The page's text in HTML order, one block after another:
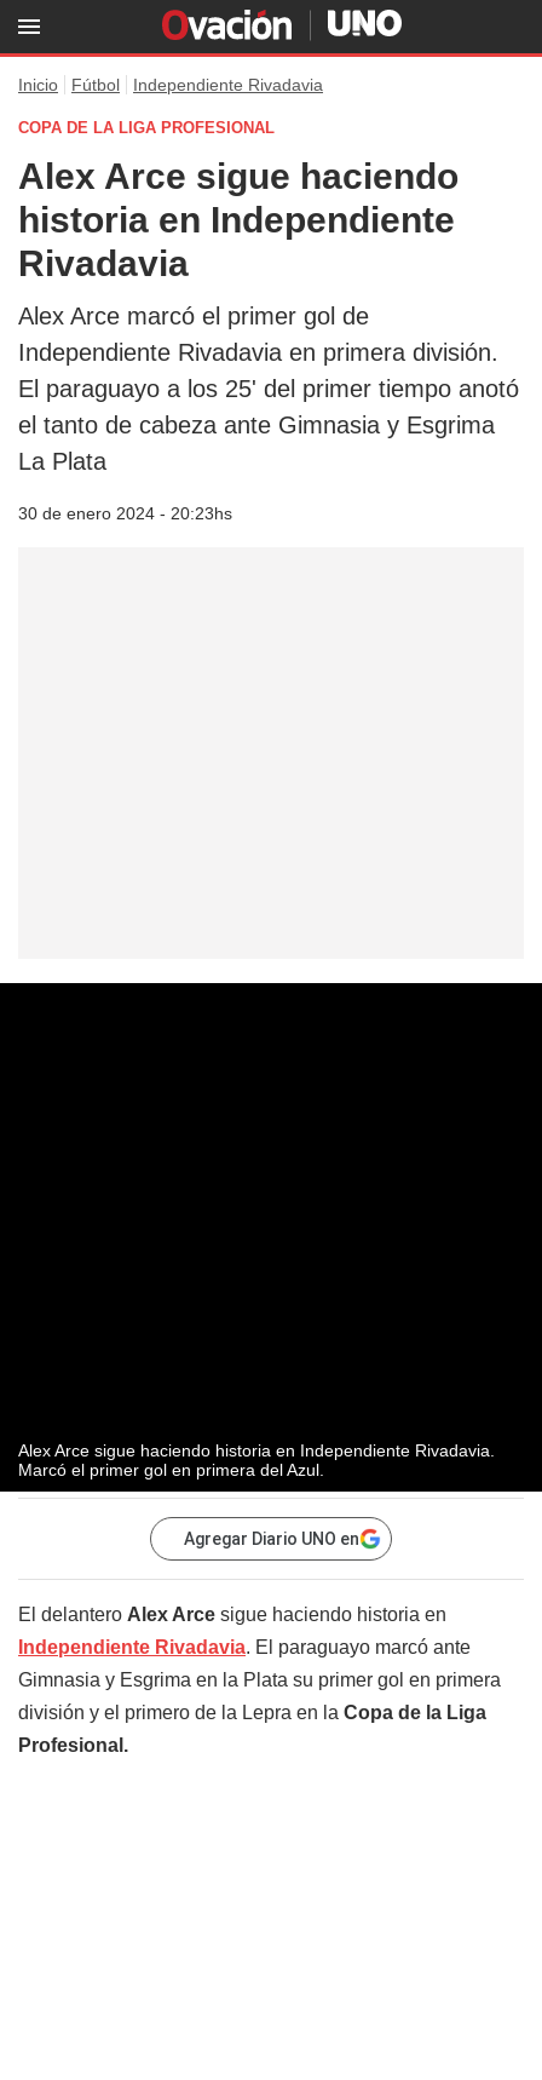
Inicio Fútbol Independiente Rivadavia
COPA DE LA LIGA PROFESIONAL
Alex Arce sigue haciendo
historia en Independiente
Rivadavia
Alex Arce marcó el primer gol de
Independiente Rivadavia en primera división.
El paraguayo a los 25' del primer tiempo anotó
el tanto de cabeza ante Gimnasia y Esgrima
La Plata
30 de enero 2024 - 20:23hs
Alex Arce sigue haciendo historia en Independiente Rivadavia.
Marcó el primer gol en primera del Azul.
Agregar Diario UNO en
El delantero Alex Arce sigue haciendo historia en
Independiente Rivadavia. El paraguayo marcó ante
Gimnasia y Esgrima en la Plata su primer gol en primera
división y el primero de la Lepra en la Copa de la Liga
Profesional.